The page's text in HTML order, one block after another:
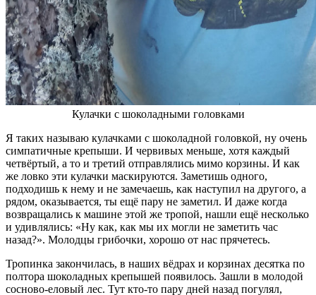
Кулачки с шоколадными головками
Я таких называю кулачками с шоколадной головкой, ну очень
симпатичные крепыши. И червивых меньше, хотя каждый
четвёртый, а то и третий отправлялись мимо корзины. И как
же ловко эти кулачки маскируются. Заметишь одного,
подходишь к нему и не замечаешь, как наступил на другого, а
рядом, оказывается, ты ещё пару не заметил. И даже когда
возвращались к машине этой же тропой, нашли ещё несколько
и удивлялись: «Ну как, как мы их могли не заметить час
назад?». Молодцы грибочки, хорошо от нас прячетесь.
Тропинка закончилась, в наших вёдрах и корзинах десятка по
полтора шоколадных крепышей появилось. Зашли в молодой
сосново-еловый лес. Тут кто-то пару дней назад погулял,